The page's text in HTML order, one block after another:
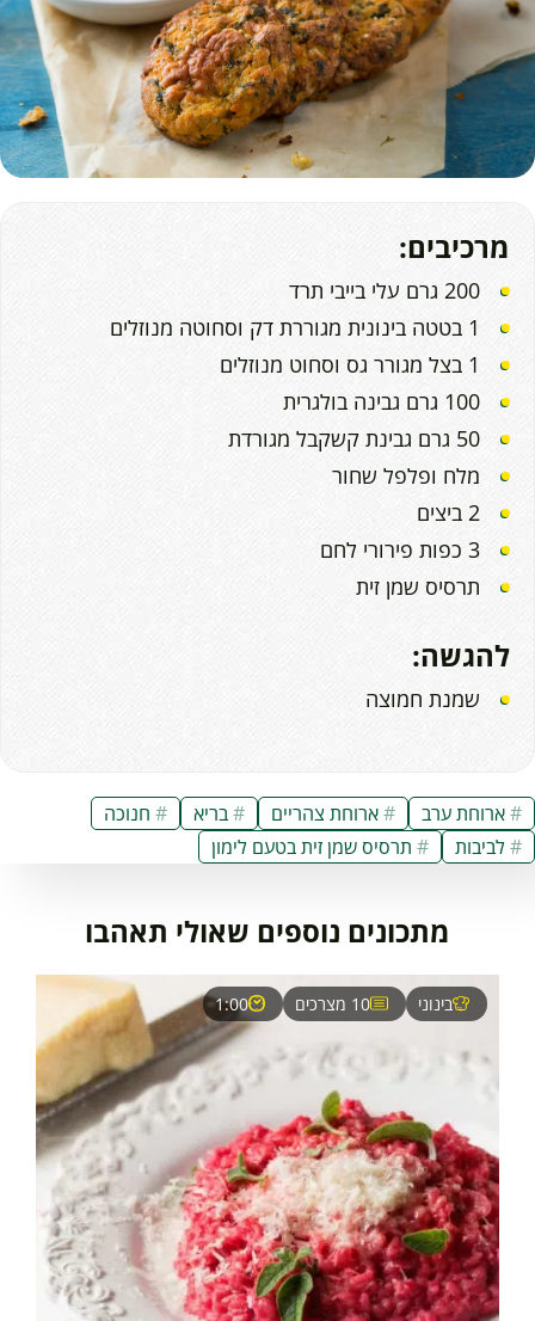
מרכיבים:
200 גרם עלי בייבי תרד
1 בטטה בינונית מגוררת דק וסחוטה מנוזלים
1 בצל מגורר גס וסחוט מנוזלים
100 גרם גבינה בולגרית
50 גרם גבינת קשקבל מגורדת
מלח ופלפל שחור
2 ביצים
3 כפות פירורי לחם
תרסיס שמן זית
להגשה:
שמנת חמוצה
ארוחת ערב ארוחת צהריים בריא
חנוכה
לביבות
תרסיס שמן זית בטעם לימון
מתכונים נוספים שאולי תאהבו
בינוני 10 מצרכים 1:00